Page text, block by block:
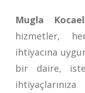
Mugla
hizmetler,
ihtiyacına
bir daire,